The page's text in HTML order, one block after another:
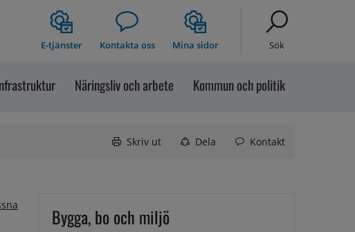
E-tjänster Kontakta oss Mina sidor Sök
Näringsliv och arbete Kommun och politik
Skriv ut Dela Kontakt
Bygga, bo och miljö